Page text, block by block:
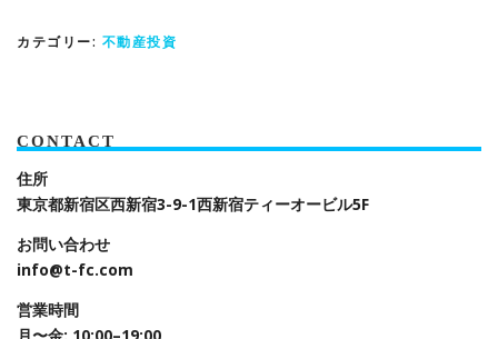
カテゴリー: 不動産投資
CONTACT
住所
東京都新宿区西新宿3-9-1西新宿ティーオービル5F
お問い合わせ
info@t-fc.com
営業時間